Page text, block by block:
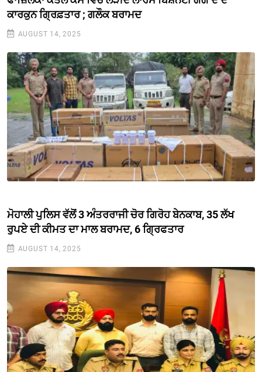
ਕਾਰਕੁਨ ਗ੍ਰਿਫ਼ਤਾਰ ; ਗਲੌਕ ਬਰਾਮਦ
AUGUST 14, 2025
ਮੋਹਾਲੀ ਪੁਲਿਸ ਵੱਲੋਂ 3 ਅੰਤਰਰਾਜੀ ਚੋਰ ਗਿਰੋਹ ਬੇਨਕਾਬ, 35 ਲੱਖ
ਰੁਪਏ ਦੀ ਕੀਮਤ ਦਾ ਮਾਲ ਬਰਾਮਦ, 6 ਗ੍ਰਿਫਤਾਰ
AUGUST 14, 2025